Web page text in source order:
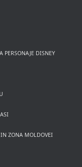
PERSONAJE DISNEY
IN ZONA MOLDOVEI